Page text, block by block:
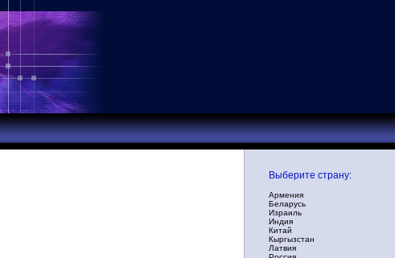
Выберите страну:
Армения
Беларусь
Израиль
Индия
Китай
Кыргызстан
Латвия